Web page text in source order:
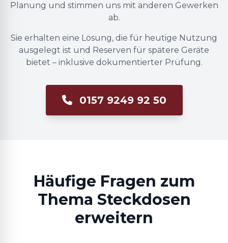
Planung und stimmen uns mit anderen Gewerken
ab.
Sie erhalten eine Lösung, die für heutige Nutzung
ausgelegt ist und Reserven für spätere Geräte
bietet – inklusive dokumentierter Prüfung.
0157 9249 92 50
Häufige Fragen zum
Thema Steckdosen
erweitern